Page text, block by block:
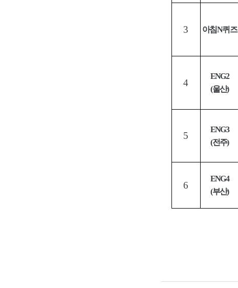
3 아침N퀴즈
4
ENG2
(울산)
5
ENG3
(전주)
6
ENG4
(부산)